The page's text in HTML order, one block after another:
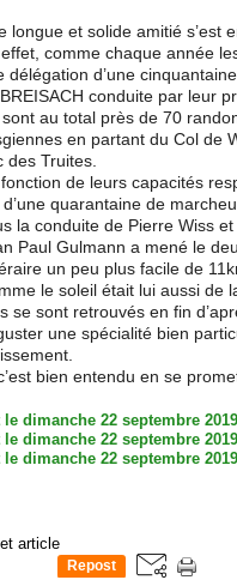
longue et solide amitié s’est
comme chaque année
délégation d’une
conduite par leur
au total près de 70
en partant du Col de
des Truites.
de leurs capacités
d’une quarantaine de
la conduite de Pierre Wiss et
Paul Gulmann a mené le
un peu plus facile de
le soleil était lui aussi de
se sont retrouvés en fin
une spécialité bien
bien entendu en se
article
Repost